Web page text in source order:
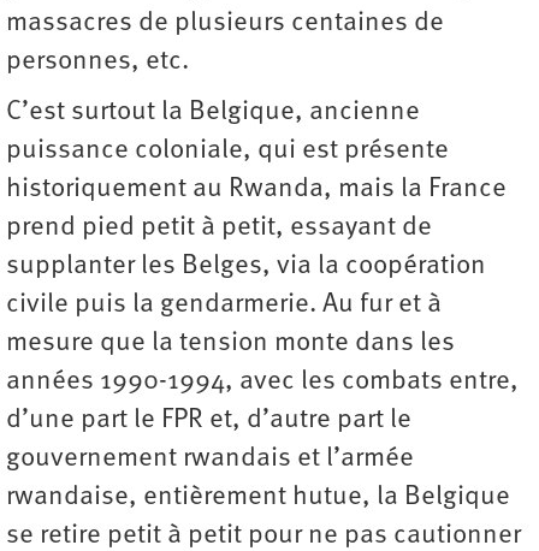
massacres de plusieurs centaines de
personnes, etc.
C’est surtout la Belgique, ancienne
puissance coloniale, qui est présente
historiquement au Rwanda, mais la France
prend pied petit à petit, essayant de
supplanter les Belges, via la coopération
civile puis la gendarmerie. Au fur et à
mesure que la tension monte dans les
années 1990-1994, avec les combats entre,
d’une part le FPR et, d’autre part le
gouvernement rwandais et l’armée
rwandaise, entièrement hutue, la Belgique
se retire petit à petit pour ne pas cautionner